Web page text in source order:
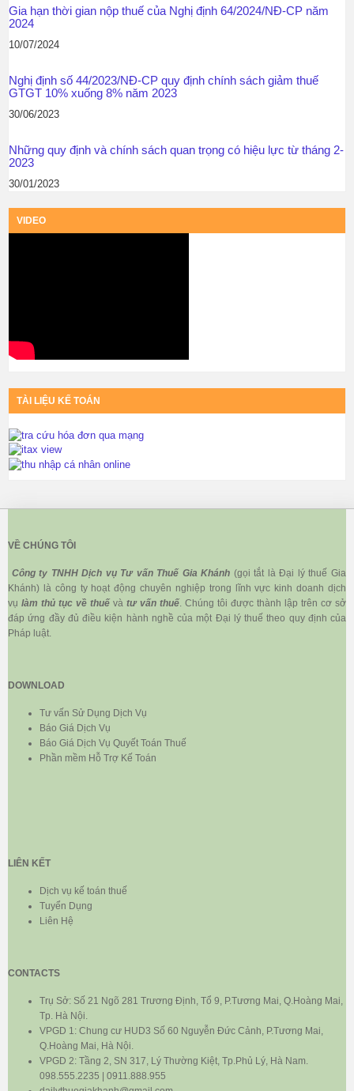
Gia hạn thời gian nộp thuế của Nghị định 64/2024/NĐ-CP năm
2024
10/07/2024
Nghị định số 44/2023/NĐ-CP quy định chính sách giảm thuế
GTGT 10% xuống 8% năm 2023
30/06/2023
Những quy định và chính sách quan trọng có hiệu lực từ tháng 2-
2023
30/01/2023
VIDEO
TÀI LIỆU KẾ TOÁN
VỀ CHÚNG TÔI
Công ty TNHH Dịch vụ Tư vấn Thuế Gia Khánh (gọi tắt là Đại lý thuế Gia
Khánh) là công ty hoạt động chuyên nghiệp trong lĩnh vực kinh doanh dịch
vụ làm thủ tục về thuế và tư vấn thuế . Chúng tôi được thành lập trên cơ sở
đáp ứng đầy đủ điều kiện hành nghề của một Đại lý thuế theo quy định của
Pháp luật.
DOWNLOAD
Tư vấn Sử Dụng Dịch Vụ
Báo Giá Dịch Vụ
Báo Giá Dịch Vụ Quyết Toán Thuế
Phần mềm Hỗ Trợ Kế Toán
LIÊN KẾT
Dịch vụ kế toán thuế
Tuyển Dụng
Liên Hệ
CONTACTS
Trụ Sở: Số 21 Ngõ 281 Trương Định, Tổ 9, P.Tương Mai, Q.Hoàng Mai,
Tp. Hà Nội.
VPGD 1: Chung cư HUD3 Số 60 Nguyễn Đức Cảnh, P.Tương Mai,
Q.Hoàng Mai, Hà Nội.
VPGD 2: Tầng 2, SN 317, Lý Thường Kiệt, Tp.Phủ Lý, Hà Nam.
098.555.2235 | 0911.888.955